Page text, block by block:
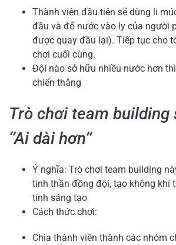
Thành viên đầu tiên sẽ dùng li
đầu và đổ nước vào ly của người
được quay đầu lại). Tiếp tục cho
chơi cuối cùng.
Đội nào sở hữu nhiều nước hơn
chiến thắng
Trò chơi team building
‘’Ai dài hơn’’
Ý nghĩa: Trò chơi team building
tinh thần đồng đội, tạo không khí
tính sáng tạo
Cách thức chơi:
Chia thành viên thành các nhóm